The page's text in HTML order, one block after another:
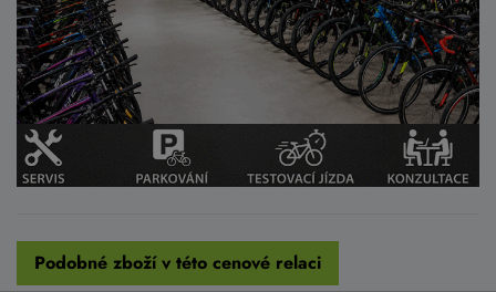
Podobné zboží v této cenové relaci